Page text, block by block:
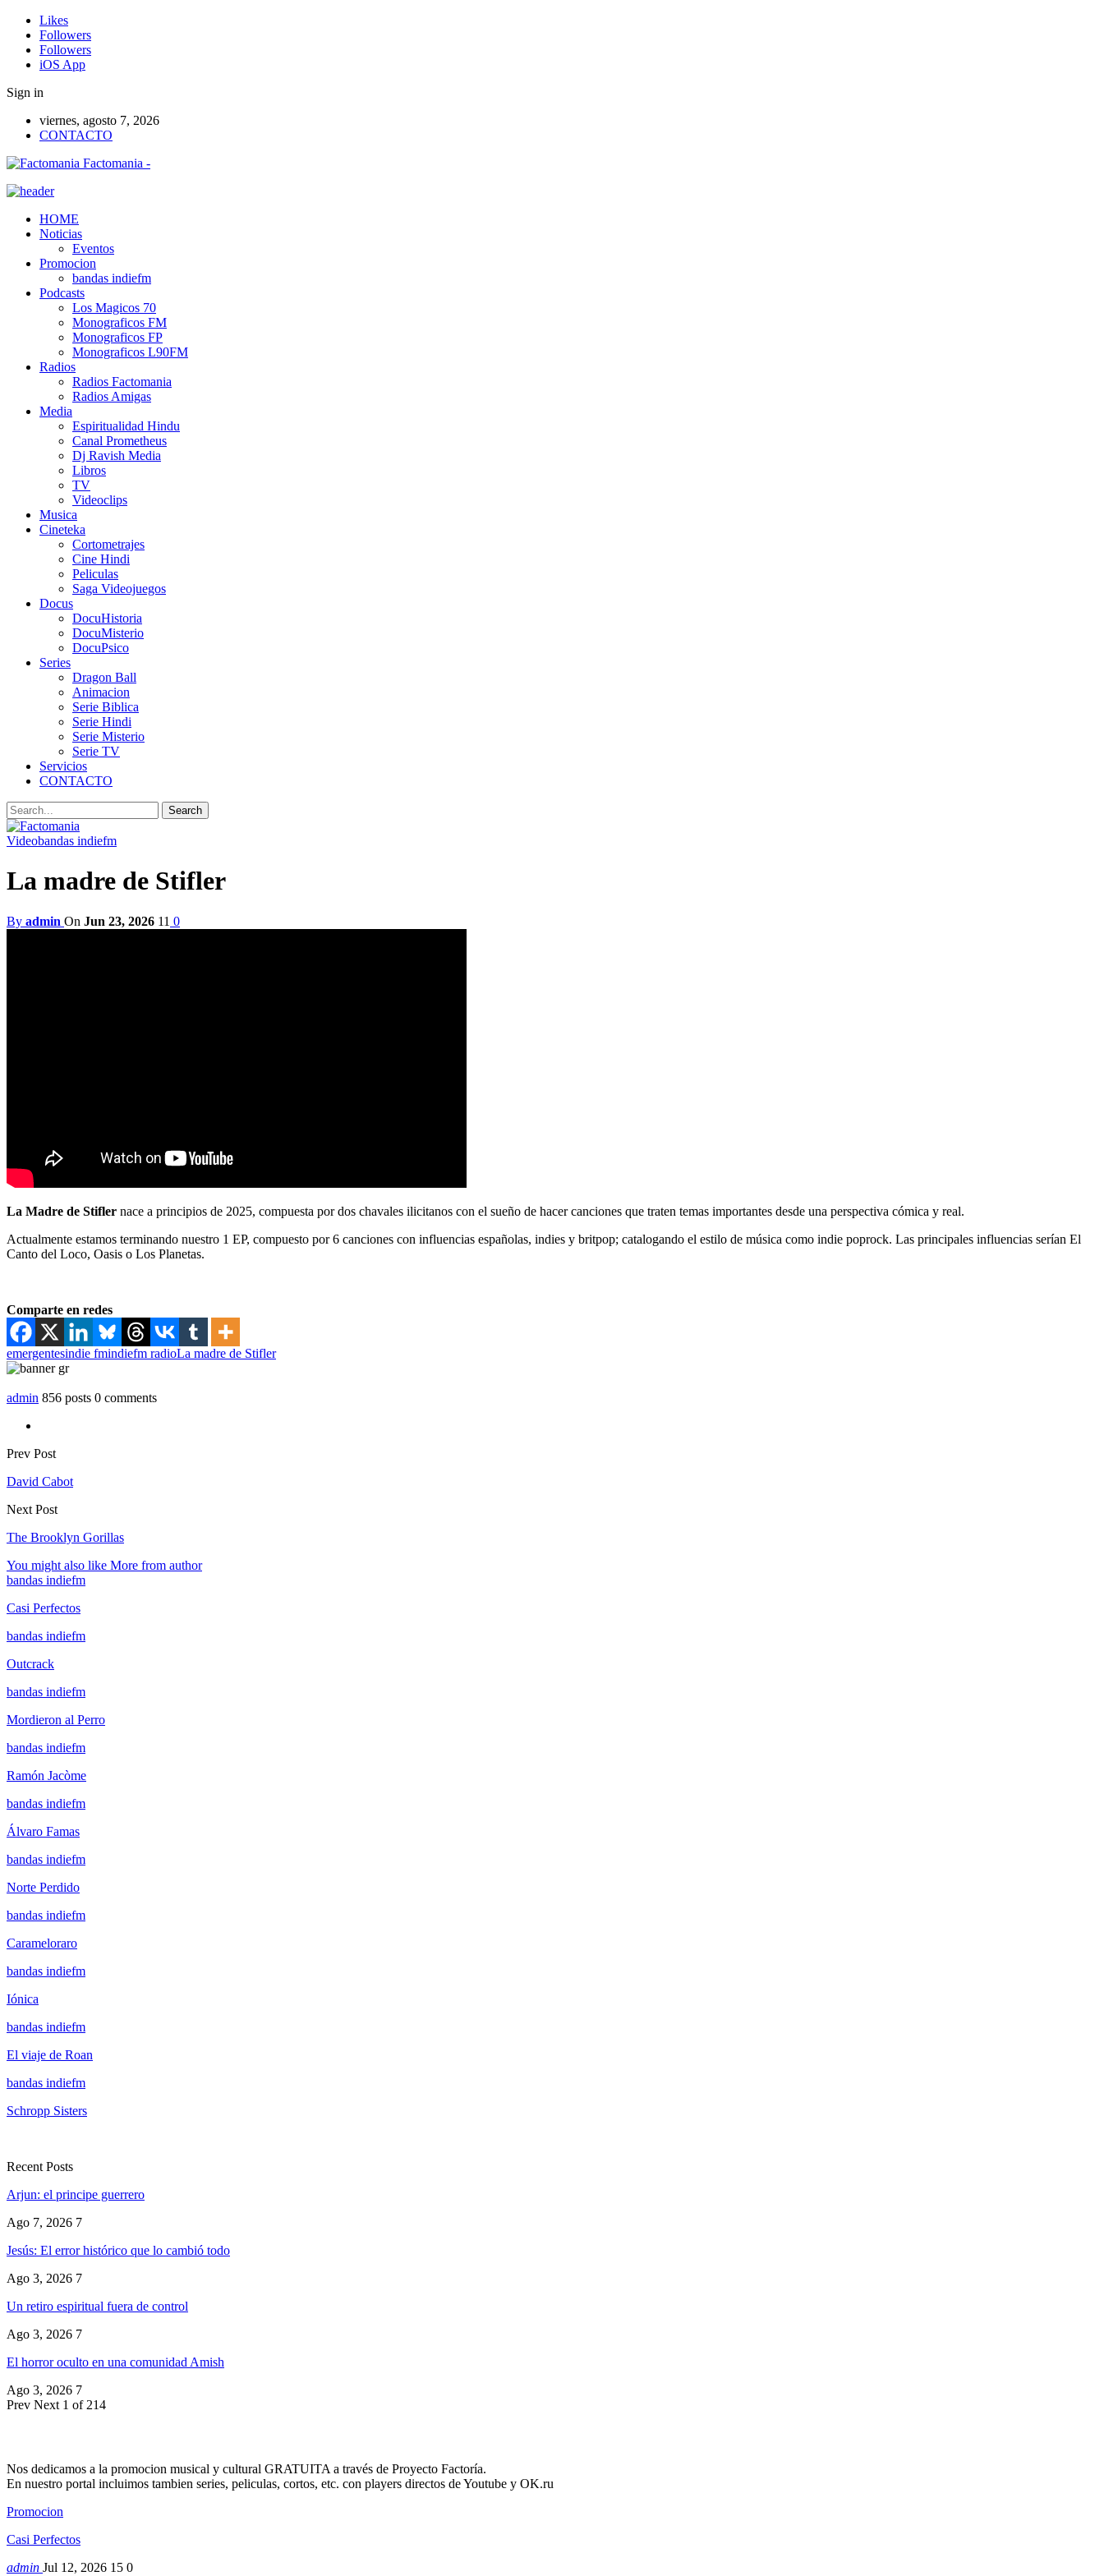
Likes
Followers
Followers
iOS App
Sign in
viernes, agosto 7, 2026
CONTACTO
Factomania -
HOME
Noticias
Eventos
Promocion
bandas indiefm
Podcasts
Los Magicos 70
Monograficos FM
Monograficos FP
Monograficos L90FM
Radios
Radios Factomania
Radios Amigas
Media
Espiritualidad Hindu
Canal Prometheus
Dj Ravish Media
Libros
TV
Videoclips
Musica
Cineteka
Cortometrajes
Cine Hindi
Peliculas
Saga Videojuegos
Docus
DocuHistoria
DocuMisterio
DocuPsico
Series
Dragon Ball
Animacion
Serie Biblica
Serie Hindi
Serie Misterio
Serie TV
Servicios
CONTACTO
Videobandas indiefm
La madre de Stifler
By admin On Jun 23, 2026 11 0
La Madre de Stifler nace a principios de 2025, compuesta por dos chavales ilicitanos con el sueño de hacer canciones que traten temas importantes desde una perspectiva cómica y real.
Actualmente estamos terminando nuestro 1 EP, compuesto por 6 canciones con influencias españolas, indies y britpop; catalogando el estilo de música como indie poprock. Las principales influencias serían El
Canto del Loco, Oasis o Los Planetas.
Comparte en redes
emergentesindie fmindiefm radioLa madre de Stifler
admin 856 posts 0 comments
Prev Post
David Cabot
Next Post
The Brooklyn Gorillas
You might also like More from author
bandas indiefm
Casi Perfectos
bandas indiefm
Outcrack
bandas indiefm
Mordieron al Perro
bandas indiefm
Ramón Jacòme
bandas indiefm
Álvaro Famas
bandas indiefm
Norte Perdido
bandas indiefm
Carameloraro
bandas indiefm
Iónica
bandas indiefm
El viaje de Roan
bandas indiefm
Schropp Sisters
Recent Posts
Arjun: el principe guerrero
Ago 7, 2026 7
Jesús: El error histórico que lo cambió todo
Ago 3, 2026 7
Un retiro espiritual fuera de control
Ago 3, 2026 7
El horror oculto en una comunidad Amish
Ago 3, 2026 7
Prev Next 1 of 214
Nos dedicamos a la promocion musical y cultural GRATUITA a través de Proyecto Factoría.
En nuestro portal incluimos tambien series, peliculas, cortos, etc. con players directos de Youtube y OK.ru
Promocion
Casi Perfectos
admin Jul 12, 2026 15 0